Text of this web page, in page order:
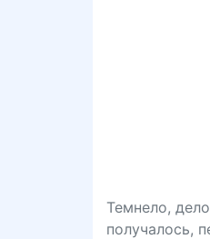
Темнело,
получалось,